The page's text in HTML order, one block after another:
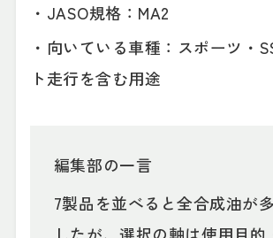
・JASO規格：MA2
・向いている車種：スポーツ・
ト走行を含む用途
編集部の一言
7製品を並べると全合成油が